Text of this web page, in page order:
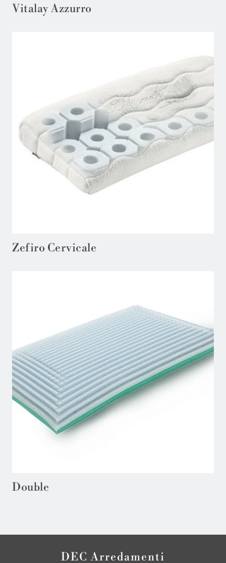
Vitalay Azzurro
Zefiro Cervicale
Double
DEC Arredamenti